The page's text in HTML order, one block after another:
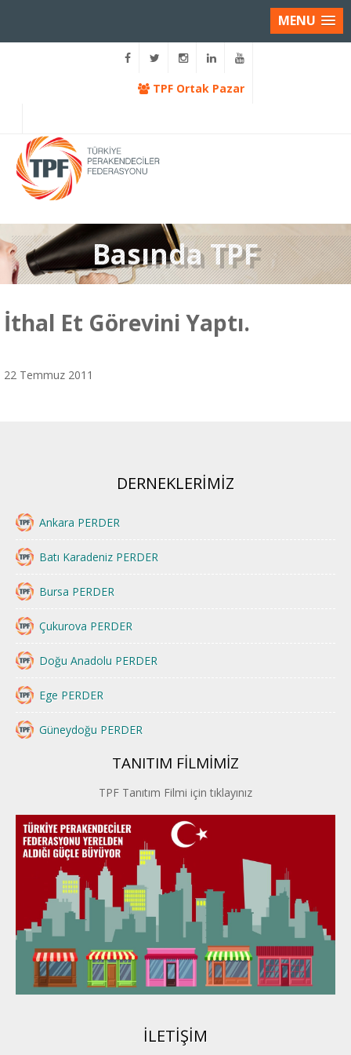
MENU
TPF Ortak Pazar
Basında TPF
İthal Et Görevini Yaptı.
22 Temmuz 2011
DERNEKLERİMİZ
Ankara PERDER
Batı Karadeniz PERDER
Bursa PERDER
Çukurova PERDER
Doğu Anadolu PERDER
Ege PERDER
Güneydoğu PERDER
İstanbul PERDER
İpek Yolu PERDER
Kayseri PERDER
Karadeniz Perder
Konya PERDER
Van PERDER
BEYPER
TANITIM FİLMİMİZ
TPF Tanıtım Filmi için tıklayınız
İLETİŞİM